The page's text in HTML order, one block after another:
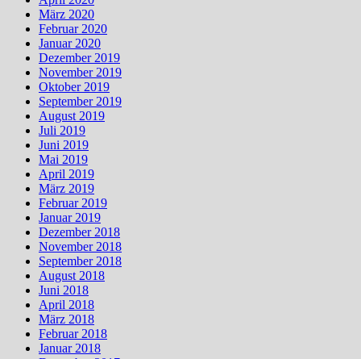
März 2020
Februar 2020
Januar 2020
Dezember 2019
November 2019
Oktober 2019
September 2019
August 2019
Juli 2019
Juni 2019
Mai 2019
April 2019
März 2019
Februar 2019
Januar 2019
Dezember 2018
November 2018
September 2018
August 2018
Juni 2018
April 2018
März 2018
Februar 2018
Januar 2018